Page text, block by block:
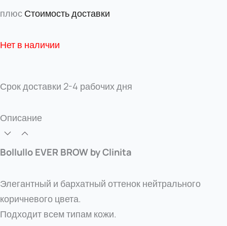
плюс Стоимость доставки
Нет в наличии
Срок доставки 2-4 рабочих дня
Описание
Bollullo EVER BROW by Clinita
Элегантный и бархатный оттенок нейтрального
коричневого цвета.
Подходит всем типам кожи.